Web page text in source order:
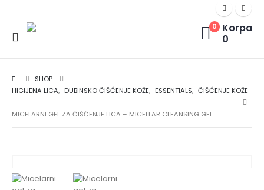
0
Korpa
0
SHOP
HIGIJENA LICA, DUBINSKO ČIŠĆENJE KOŽE, ESSENTIALS, ČIŠĆENJE KOŽE
MICELARNI GEL ZA ČIŠĆENJE LICA – MICELLAR CLEANSING GEL